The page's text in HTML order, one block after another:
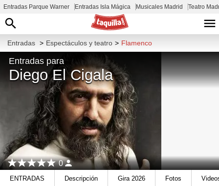
Entradas Parque Warner Entradas Isla Mágica Musicales Madrid Teatro
Entradas > Espectáculos y teatro > Flamenco
Entradas para
Diego El Cigala
0
ENTRADAS Descripción Gira 2026 Fotos